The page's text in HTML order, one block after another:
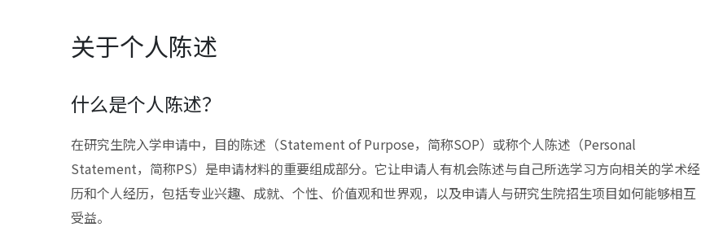
关于个人陈述
什么是个人陈述？
在研究生院入学申请中，目的陈述（Statement of Purpose，简称SOP）或称个人陈述（Personal
Statement，简称PS）是申请材料的重要组成部分。它让申请人有机会陈述与自己所选学习方向相关的学术经
历和个人经历，包括专业兴趣、成就、个性、价值观和世界观，以及申请人与研究生院招生项目如何能够相互
受益。